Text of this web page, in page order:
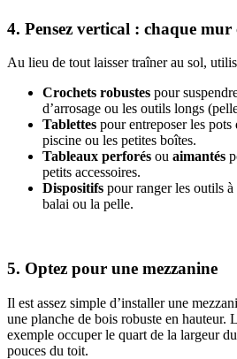
4. Pensez vertical : chaque
Au lieu de tout laisser traîner au sol,
Crochets robustes pour
d’arrosage ou les outils longs
Tablettes pour entreposer les
piscine ou les petites boîtes.
Tableaux perforés ou aimantés
petits accessoires.
Dispositifs pour ranger les outils
balai ou la pelle.
5. Optez pour une mezzanine
Il est assez simple d’installer une
une planche de bois robuste en hauteur.
exemple occuper le quart de la largeur
pouces du toit.